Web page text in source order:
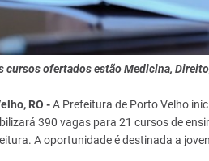
cursos ofertados estão Medicina,
RO -A Prefeitura de Porto Velho
390 vagas para 21 cursos de
A oportunidade é destinada a